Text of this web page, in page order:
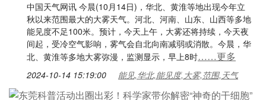
中国天气网讯 今晨(10月14日)，华北、黄淮等地出现今年立
秋以来范围最大的大雾天气。河北、河南、山东、山西等多地
能见度不足100米。预计，今天上午，大雾还将持续，今天夜
间起，受冷空气影响，雾气会自北向南减弱或消散。今晨，华
北、黄淮等多地大雾弥漫，监测显示，早上8时……更多
2024-10-14 15:19:00 能见,华北,能见度,大雾,范围,天气